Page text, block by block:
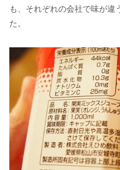
も、それぞれの会社で味が違
た。